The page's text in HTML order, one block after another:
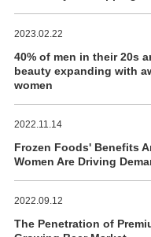
2023.02.22
40% of men in their 20s
beauty expanding with
women
2022.11.14
Frozen Foods' Benefits
Women Are Driving
2022.09.12
The Penetration of